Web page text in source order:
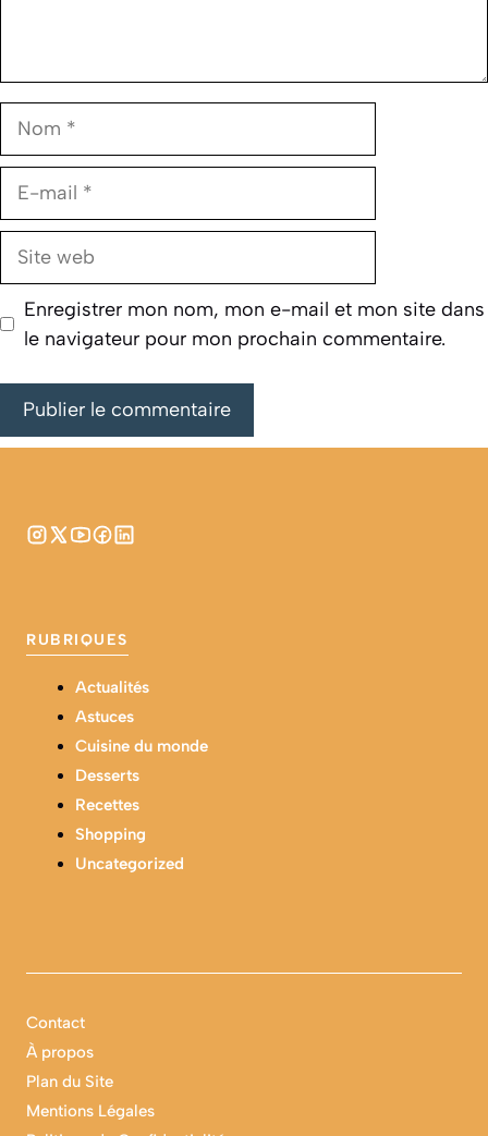
Nom
E-
Site
Enregistrer mon nom, mon e-mail et mon site dans
le navigateur pour mon prochain commentaire.
RUBRIQUES
Actualités
Astuces
Cuisine du monde
Desserts
Recettes
Shopping
Uncategorized
Contact
À propos
Plan du Site
Mentions Légales